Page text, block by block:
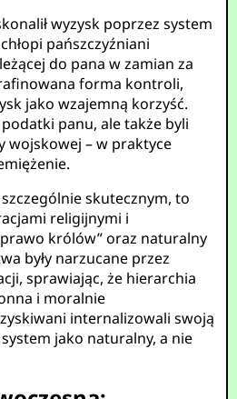
wyzysk poprzez system
pańszczyźniani
do pana w zamian za
forma kontroli,
jako wzajemną korzyść.
podatki panu, ale także byli
wojskowej – w praktyce
skutecznym, to
religijnymi i
królów” oraz naturalny
były narzucane przez
sprawiając, że hierarchia
i moralnie
internalizowali swoją
jako naturalny, a nie